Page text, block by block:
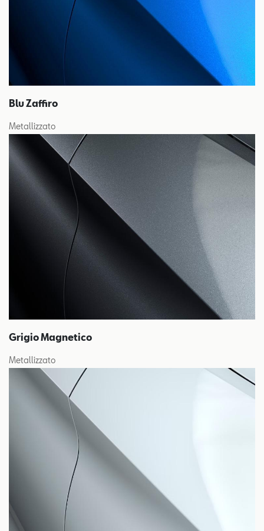
Blu Zaffiro
Metallizzato
Grigio Magnetico
Metallizzato